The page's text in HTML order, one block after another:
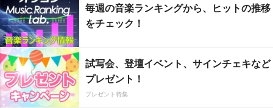
毎週の音楽ランキングから、ヒットの推移
をチェック！
試写会、登壇イベント、サインチェキなど
プレゼント！
プレゼント特集